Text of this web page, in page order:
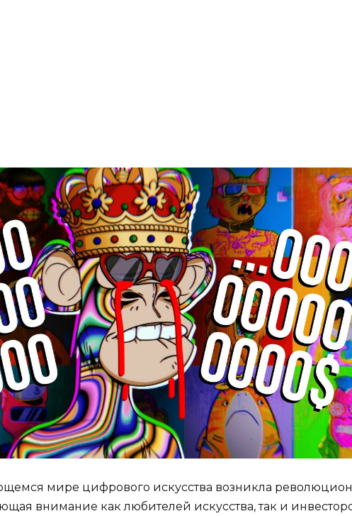
мире цифрового искусства возникла
внимание как любителей искусства, так и